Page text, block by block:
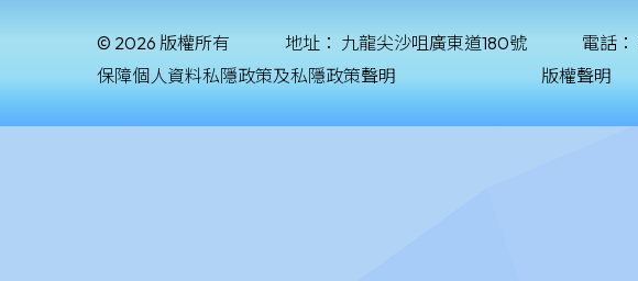
© 2026 版權所有 地址： 九龍尖沙咀廣東道180號 電話：
保障個人資料私隱政策及私隱政策聲明
版權聲明